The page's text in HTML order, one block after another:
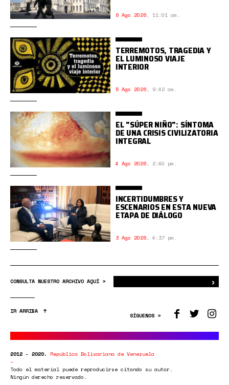
6 Ago 2026, 11:01 am.
TERREMOTOS, TRAGEDIA Y
EL LUMINOSO VIAJE
INTERIOR
5 Ago 2026, 9:42 am.
EL "SÚPER NIÑO": SÍNTOMA
DE UNA CRISIS CIVILIZATORIA
INTEGRAL
4 Ago 2026, 2:40 pm.
INCERTIDUMBRES Y
ESCENARIOS EN ESTA NUEVA
ETAPA DE DIÁLOGO
3 Ago 2026, 4:37 pm.
CONSULTA NUESTRO ARCHIVO AQUÍ > ›
IR ARRIBA
SÍGUENOS >
2012 - 2020. República Bolivariana de Venezuela
Todo el material puede reproducirse citando su autor.
Ningún derecho reservado.